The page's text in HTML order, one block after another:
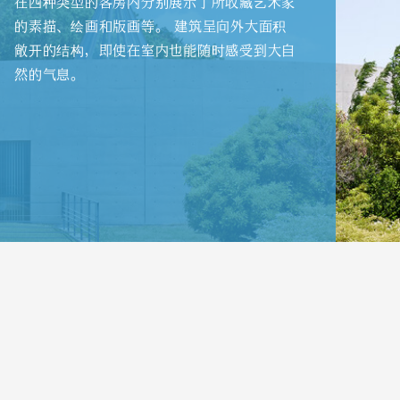
的素描、绘画和版画等。 建筑呈向外大面积
敞开的结构，即使在室内也能随时感受到大自
然的气息。